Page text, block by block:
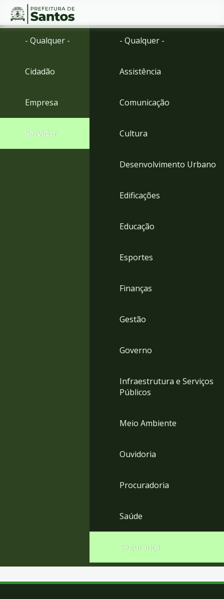
Ir
menu
para
Conteúdo
- Qualquer -
Cidadão
Empresa
Servidor
- Qualquer -
Assistência
Comunicação
Cultura
Desenvolvimento Urbano
Edificações
Educação
Esportes
Finanças
Gestão
Governo
Infraestrutura e Serviços
Públicos
Meio Ambiente
Ouvidoria
Procuradoria
Saúde
Segurança